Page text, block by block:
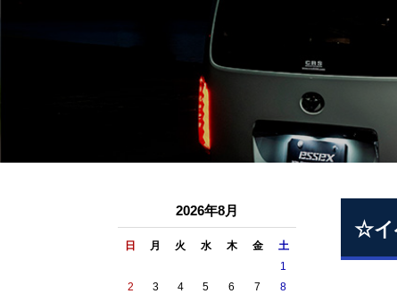
☆イ
2026年8月
日 月 火 水 木 金 土
1
2
3 4 5 6 7
8